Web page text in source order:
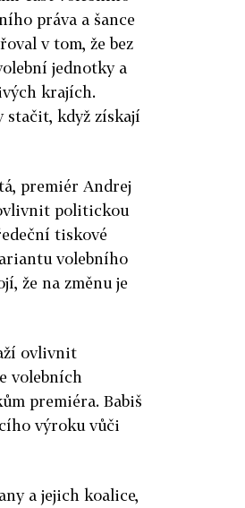
práva a šance
v tom, že bez
jednotky a
krajích.
stačit, když získají
premiér Andrej
politickou
tiskové
volebního
že na změnu je
ovlivnit
volebních
premiéra. Babiš
výroku vůči
a jejich koalice,